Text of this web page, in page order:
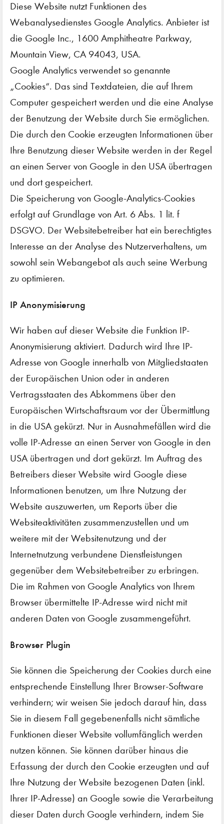
Diese Website nutzt Funktionen des
Webanalysedienstes Google Analytics. Anbieter ist
die Google Inc., 1600 Amphitheatre Parkway,
Mountain View, CA 94043, USA.
Google Analytics verwendet so genannte
„Cookies“. Das sind Textdateien, die auf Ihrem
Computer gespeichert werden und die eine Analyse
der Benutzung der Website durch Sie ermöglichen.
Die durch den Cookie erzeugten Informationen über
Ihre Benutzung dieser Website werden in der Regel
an einen Server von Google in den USA übertragen
und dort gespeichert.
Die Speicherung von Google-Analytics-Cookies
erfolgt auf Grundlage von Art. 6 Abs. 1 lit. f
DSGVO. Der Websitebetreiber hat ein berechtigtes
Interesse an der Analyse des Nutzerverhaltens, um
sowohl sein Webangebot als auch seine Werbung
zu optimieren.
IP Anonymisierung
Wir haben auf dieser Website die Funktion IP-
Anonymisierung aktiviert. Dadurch wird Ihre IP-
Adresse von Google innerhalb von Mitgliedstaaten
der Europäischen Union oder in anderen
Vertragsstaaten des Abkommens über den
Europäischen Wirtschaftsraum vor der Übermittlung
in die USA gekürzt. Nur in Ausnahmefällen wird die
volle IP-Adresse an einen Server von Google in den
USA übertragen und dort gekürzt. Im Auftrag des
Betreibers dieser Website wird Google diese
Informationen benutzen, um Ihre Nutzung der
Website auszuwerten, um Reports über die
Websiteaktivitäten zusammenzustellen und um
weitere mit der Websitenutzung und der
Internetnutzung verbundene Dienstleistungen
gegenüber dem Websitebetreiber zu erbringen.
Die im Rahmen von Google Analytics von Ihrem
Browser übermittelte IP-Adresse wird nicht mit
anderen Daten von Google zusammengeführt.
Browser Plugin
Sie können die Speicherung der Cookies durch eine
entsprechende Einstellung Ihrer Browser-Software
verhindern; wir weisen Sie jedoch darauf hin, dass
Sie in diesem Fall gegebenenfalls nicht sämtliche
Funktionen dieser Website vollumfänglich werden
nutzen können. Sie können darüber hinaus die
Erfassung der durch den Cookie erzeugten und auf
Ihre Nutzung der Website bezogenen Daten (inkl.
Ihrer IP-Adresse) an Google sowie die Verarbeitung
dieser Daten durch Google verhindern, indem Sie